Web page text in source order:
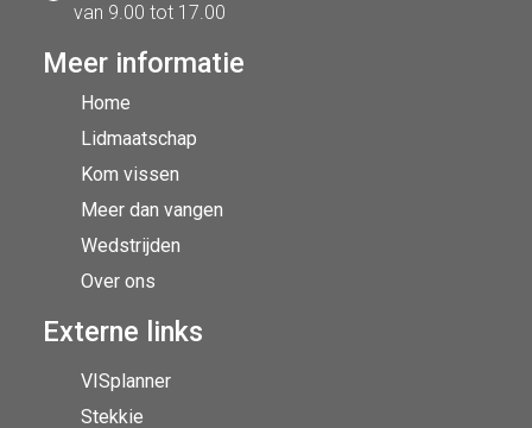
van 9.00 tot 17.00
Meer informatie
Home
Lidmaatschap
Kom vissen
Meer dan vangen
Wedstrijden
Over ons
Externe links
VISplanner
Stekkie